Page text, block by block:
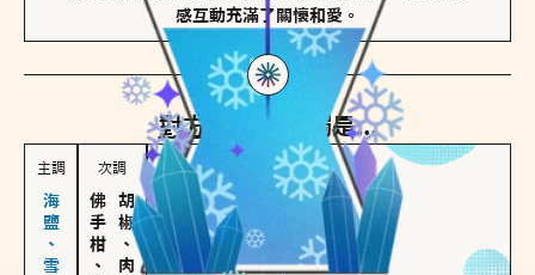
感互動充滿了關懷和愛。
對方 的主調蠟燭是...
主調 次調
胡椒、肉桂